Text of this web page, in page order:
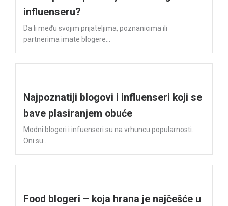
influenseru?
Da li među svojim prijateljima, poznanicima ili
partnerima imate blogere...
Najpoznatiji blogovi i influenseri koji se
bave plasiranjem obuće
Modni blogeri i infuenseri su na vrhuncu popularnosti.
Oni su...
Food blogeri – koja hrana je najčešće u